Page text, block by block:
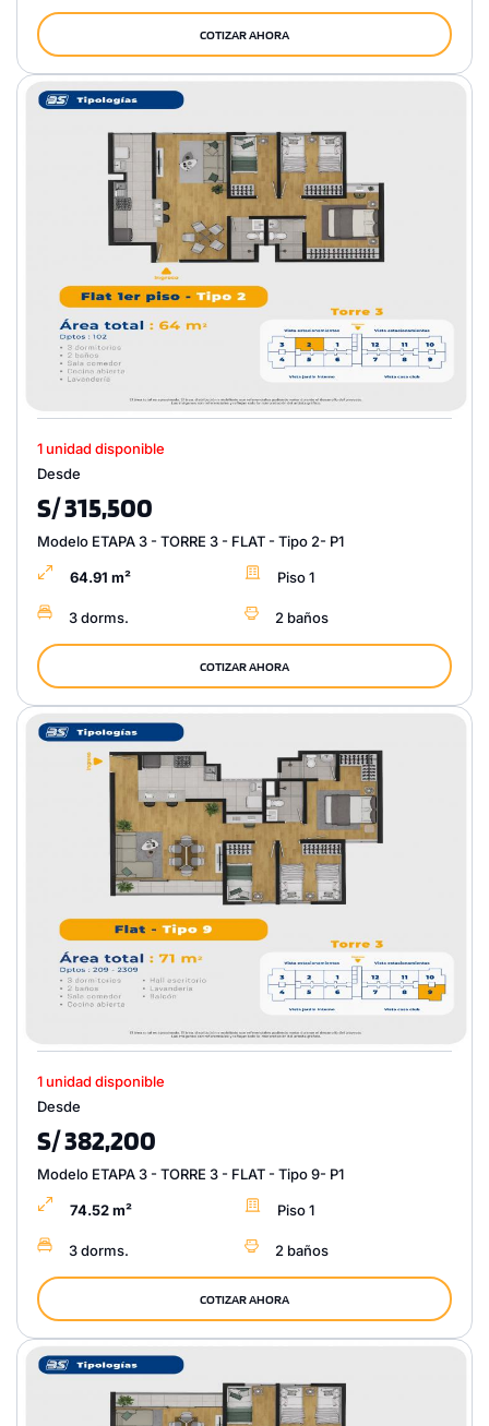
COTIZAR AHORA
1 unidad disponible
Desde
S/ 315,500
Modelo ETAPA 3 - TORRE 3 - FLAT - Tipo 2- P1
64.91 m² Piso 1
3 dorms. 2 baños
COTIZAR AHORA
1 unidad disponible
Desde
S/ 382,200
Modelo ETAPA 3 - TORRE 3 - FLAT - Tipo 9- P1
74.52 m² Piso 1
3 dorms. 2 baños
COTIZAR AHORA